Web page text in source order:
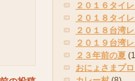
２０１６タイ
２０１８タイ
２０１８台湾
２０１９台湾
２３年前の夏
おにょさまプ